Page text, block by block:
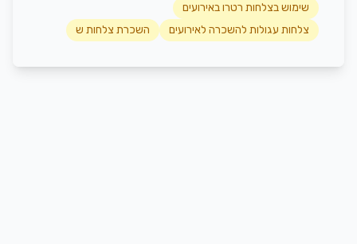
שימוש בצלחות רטרו באירועים
צלחות עגולות להשכרה לאירועים
השכרת צלחות ש